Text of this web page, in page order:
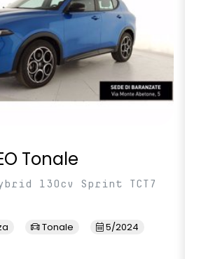
scorrevole + reclinabile
60/40
anteriori
Posteriori
e passeggero)
(Sensore Pioggia)
Tonale
130cv Sprint TCT7
Tonale
5/2024